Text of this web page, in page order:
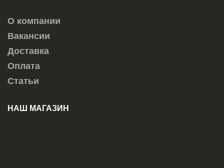
О компании
Вакансии
Доставка
Оплата
Статьи
НАШ МАГАЗИН